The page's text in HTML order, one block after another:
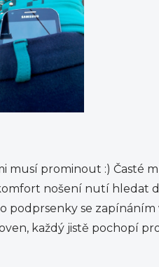
musí prominout :) Časté
nošení nutí hledat
se zapínáním
každý jistě pochopí